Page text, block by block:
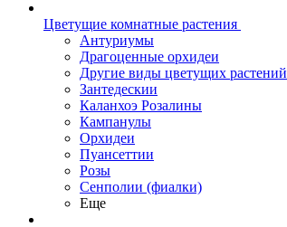
Цветущие комнатные растения
Антуриумы
Драгоценные орхидеи
Другие виды цветущих растений
Зантедескии
Каланхоэ Розалины
Кампанулы
Орхидеи
Пуансеттии
Розы
Сенполии (фиалки)
Еще